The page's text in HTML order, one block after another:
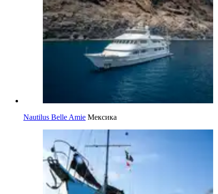
Nautilus Belle Amie Мексика